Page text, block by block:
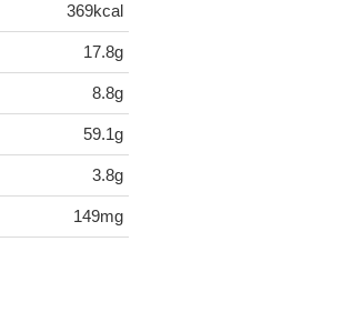
369kcal
17.8g
8.8g
59.1g
3.8g
149mg